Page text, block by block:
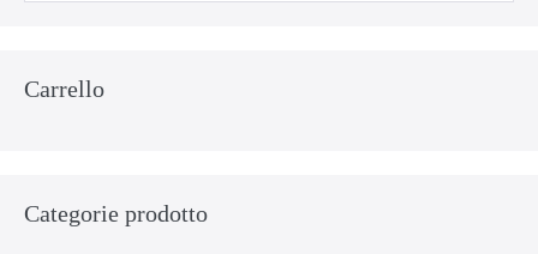
Carrello
Categorie prodotto